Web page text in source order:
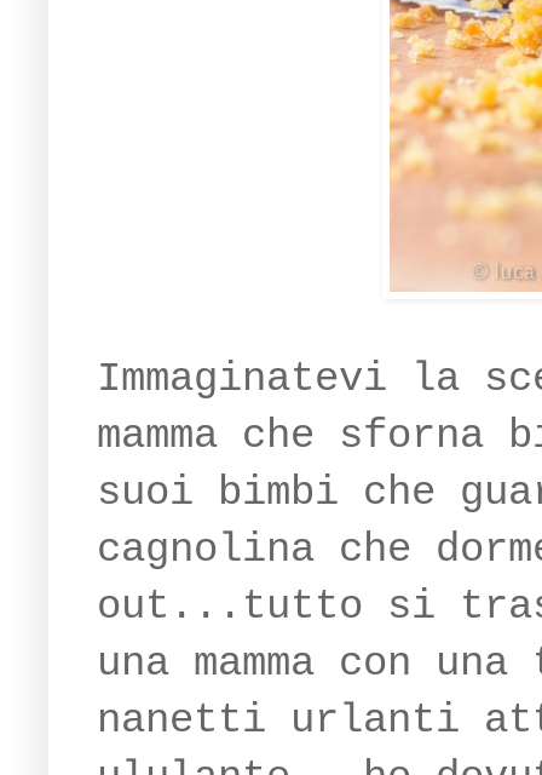
Immaginatevi la
mamma che
suoi bimbi che
cagnolina che
out...tutto si
una mamma con
nanetti urlanti